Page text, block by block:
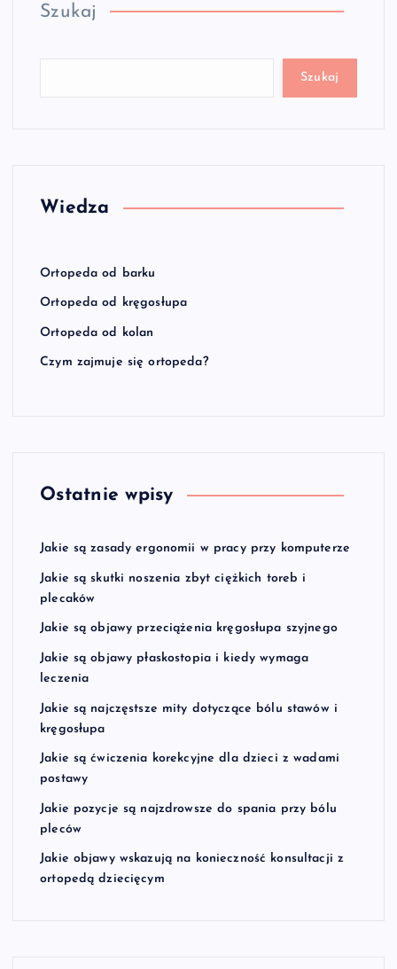
Szukaj
Szukaj
Wiedza
Ortopeda od barku
Ortopeda od kręgosłupa
Ortopeda od kolan
Czym zajmuje się ortopeda?
Ostatnie wpisy
Jakie są zasady ergonomii w pracy przy komputerze
Jakie są skutki noszenia zbyt ciężkich toreb i
plecaków
Jakie są objawy przeciążenia kręgosłupa szyjnego
Jakie są objawy płaskostopia i kiedy wymaga
leczenia
Jakie są najczęstsze mity dotyczące bólu stawów i
kręgosłupa
Jakie są ćwiczenia korekcyjne dla dzieci z wadami
postawy
Jakie pozycje są najzdrowsze do spania przy bólu
pleców
Jakie objawy wskazują na konieczność konsultacji z
ortopedą dziecięcym